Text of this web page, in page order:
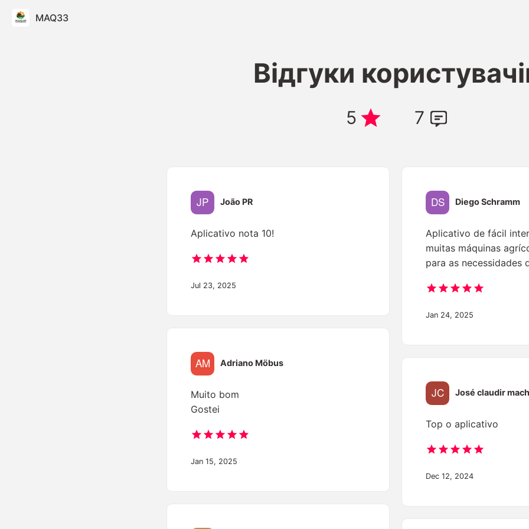
MAQ33
Відгуки
5 7
João PR
Aplicativo nota 10!
Jul 23, 2025
Adriano Möbus
Muito bom
Gostei
Jan 15, 2025
Diego Schramm
Aplicativo de fácil
muitas máquinas
para as necessidades
Jan 24, 2025
José claudir
Top o aplicativo
Dec 12, 2024